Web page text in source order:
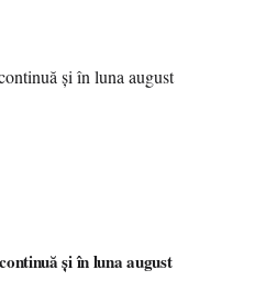
și în luna august